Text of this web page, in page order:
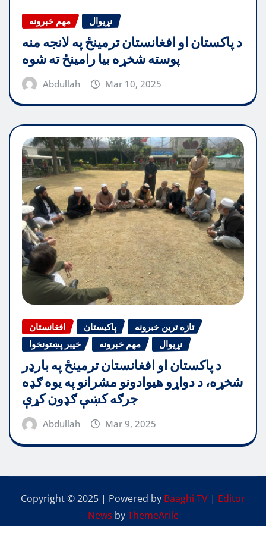
مهم خبرونه نړیوال
د پاکستان او افغانستان ترمینځ په لانجه منه
پوسته شخړه بیا رامینځ ته شوه
Abdullah Mar 10, 2025
افغانستان پاکیستان
تازه ترین خبرونه
خیبر پښتونخوا
مهم خبرونه نړیوال
د پاکستان او افغانستان ترمینځ په بارډر
شخړه، د دواړو هیوادونو مشرانو په یوه ګډه
جرګه کښې ګډون کړې
Abdullah Mar 9, 2025
Copyright © 2025 | Powered by Baaghi TV | Editor
News byThemeArile